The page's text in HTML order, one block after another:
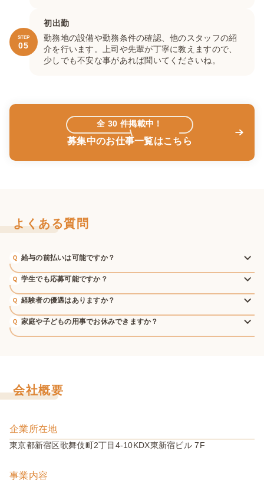
STEP
05
初出勤
勤務地の設備や勤務条件の確認、他のスタッフの紹
介を行います。上司や先輩が丁寧に教えますので、
少しでも不安な事があれば聞いてくださいね。
全30 件掲載中！
募集中のお仕事一覧はこちら
よくある質問
給与の前払いは可能ですか？
学生でも応募可能ですか？
経験者の優遇はありますか？
家庭や子どもの用事でお休みできますか？
会社概要
企業所在地
東京都新宿区歌舞伎町2丁目4-10KDX東新宿ビル 7F
事業内容